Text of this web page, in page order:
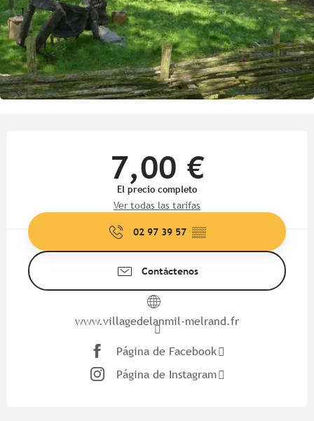
7,00 €
El precio completo
Ver todas las tarifas
02 97 39 57 ▒▒
Contáctenos
www.villagedelanmil-melrand.fr
Página de Facebook
Página de Instagram